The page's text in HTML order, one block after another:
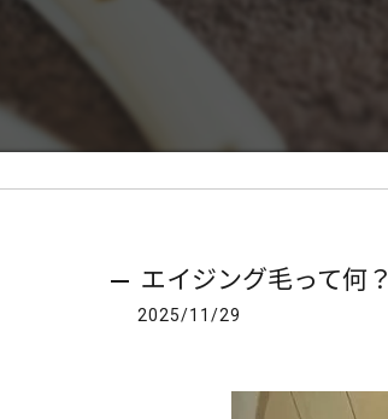
エイジング毛って何？
2025/11/29